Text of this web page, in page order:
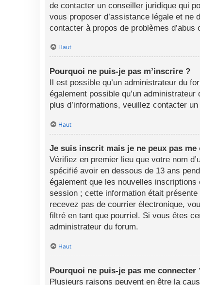
de contacter un conseiller juridique qui
vous proposer d’assistance légale et
contacter à propos de problèmes
Haut
Pourquoi ne puis-je pas m’inscrire ?
Il est possible qu’un administrateur du
également possible qu’un
plus d’informations, veuillez contacter
Haut
Je suis inscrit mais je ne peux pas me
Vérifiez en premier lieu que votre nom
spécifié avoir en dessous de 13 ans
également que les nouvelles
session ; cette information était
recevez pas de courrier électronique,
filtré en tant que pourriel. Si vous êtes
administrateur du forum.
Haut
Pourquoi ne puis-je pas me connecter
Plusieurs raisons peuvent en être la